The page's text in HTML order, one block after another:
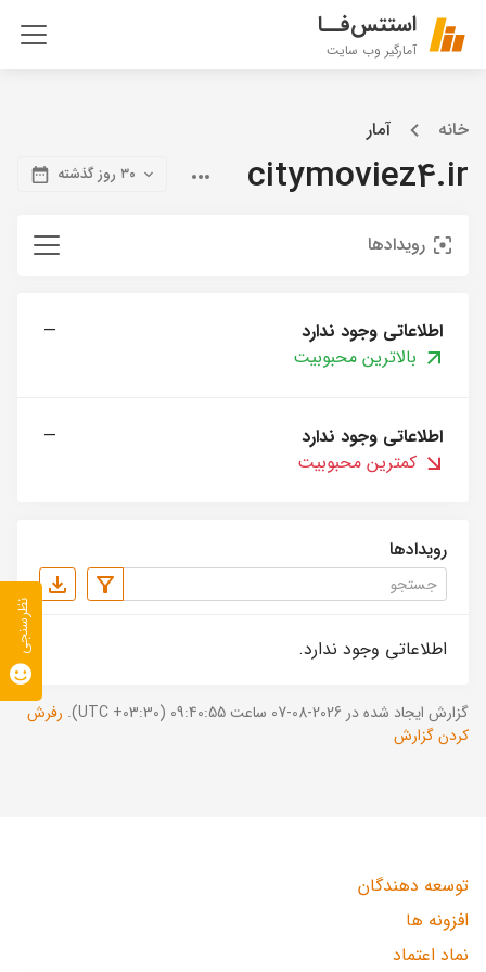
استتس‌فــا
آمارگیر وب سایت
خانه آمار
citymoviez4.ir ۳۰ روز گذشته
رویدادها
اطلاعاتی وجود ندارد
—
بالاترین محبوبیت
اطلاعاتی وجود ندارد
—
کمترین محبوبیت
رویدادها
اطلاعاتی وجود ندارد.
گزارش ایجاد شده در 2026-08-07 ساعت 09:40:55 (UTC +03:30).
رفرش
کردن گزارش
توسعه دهندگان
افزونه ها
نماد اعتماد
نظرسنجی